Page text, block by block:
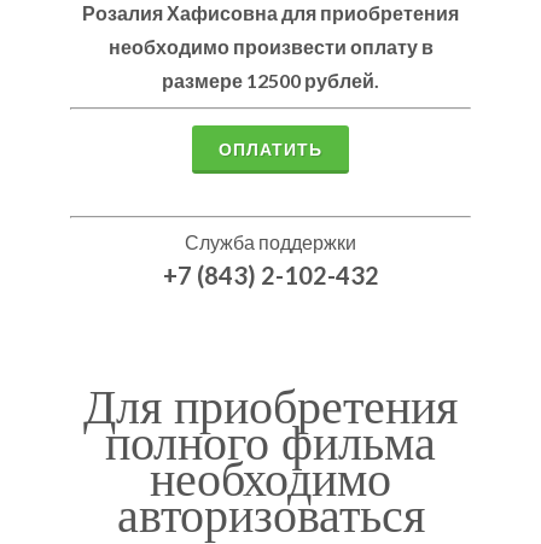
Розалия Хафисовна для приобретения
необходимо произвести оплату в
размере 12500 рублей.
Служба поддержки
+7 (843) 2-102-432
Для приобретения
полного фильма
необходимо
авторизоваться